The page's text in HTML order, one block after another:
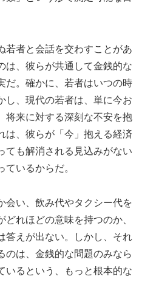
若者と会話を交わすことがあ
は、彼らが共通して金銭的な
だ。確かに、若者はいつの時
し、現代の若者は、単に今お
将来に対する深刻な不安を抱
は、彼らが「今」抱える経済
ても解消される見込みがない
ているからだ。
会い、飲み代やタクシー代を
れほどの意味を持つのか、
答えが出ない。しかし、それ
のは、金銭的な問題のみなら
いるという、もっと根本的な